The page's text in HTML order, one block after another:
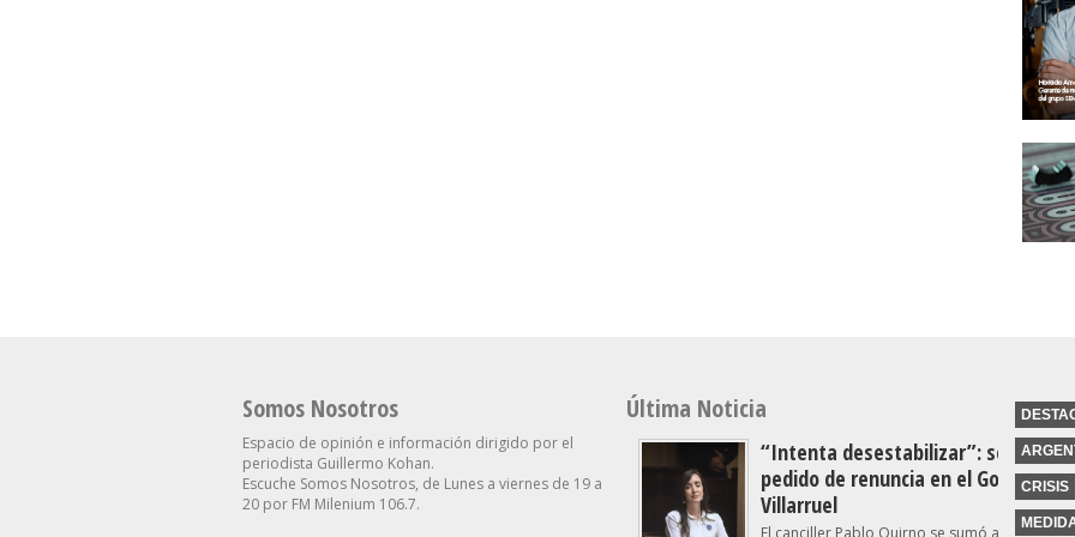
Somos Nosotros
Espacio de opinión e información dirigido por el
periodista Guillermo Kohan.
Escuche Somos Nosotros, de Lunes a viernes de 19 a
20 por FM Milenium 106.7.
Última Noticia
“Intenta desestabilizar”: se suma
pedido de renuncia en el Gobierno
Villarruel
El canciller Pablo Quirno se sumó a las críticas
CRISIS